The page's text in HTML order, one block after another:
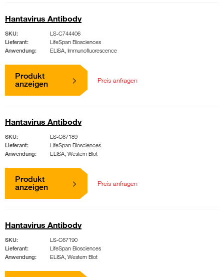
Hantavirus Antibody
SKU:
LS-C744406
Lieferant:
LifeSpan Biosciences
Anwendung:
ELISA, Immunofluorescence
Produkt
anzeigen
Preis anfragen
Hantavirus Antibody
SKU:
LS-C67189
Lieferant:
LifeSpan Biosciences
Anwendung:
ELISA, Western Blot
Produkt
anzeigen
Preis anfragen
Hantavirus Antibody
SKU:
LS-C67190
Lieferant:
LifeSpan Biosciences
Anwendung:
ELISA, Western Blot